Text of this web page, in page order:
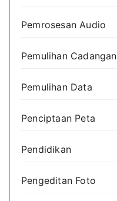
Pemrosesan Audio
Pemulihan Cadangan
Pemulihan Data
Penciptaan Peta
Pendidikan
Pengeditan Foto